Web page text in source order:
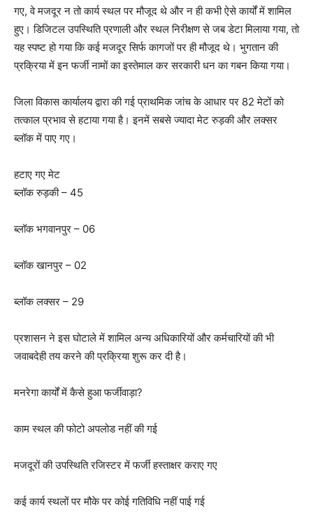
गए, वे मजदूर न तो कार्य स्थल पर मौजूद थे और न ही कभी ऐसे कार्यों में शामिल
हुए। डिजिटल उपस्थिति प्रणाली और स्थल निरीक्षण से जब डेटा मिलाया गया, तो
यह स्पष्ट हो गया कि कई मजदूर सिर्फ कागजों पर ही मौजूद थे। भुगतान की
प्रक्रिया में इन फर्जी नामों का इस्तेमाल कर सरकारी धन का गबन किया गया।
जिला विकास कार्यालय द्वारा की गई प्राथमिक जांच के आधार पर 82 मेटों को
तत्काल प्रभाव से हटाया गया है। इनमें सबसे ज्यादा मेट रुड़की और लक्सर
ब्लॉक में पाए गए।
हटाए गए मेट
ब्लॉक रुड़की – 45
ब्लॉक भगवानपुर – 06
ब्लॉक खानपुर – 02
ब्लॉक लक्सर – 29
प्रशासन ने इस घोटाले में शामिल अन्य अधिकारियों और कर्मचारियों की भी
जवाबदेही तय करने की प्रक्रिया शुरू कर दी है।
मनरेगा कार्यों में कैसे हुआ फर्जीवाड़ा?
काम स्थल की फोटो अपलोड नहीं की गई
मजदूरों की उपस्थिति रजिस्टर में फर्जी हस्ताक्षर कराए गए
कई कार्य स्थलों पर मौके पर कोई गतिविधि नहीं पाई गई